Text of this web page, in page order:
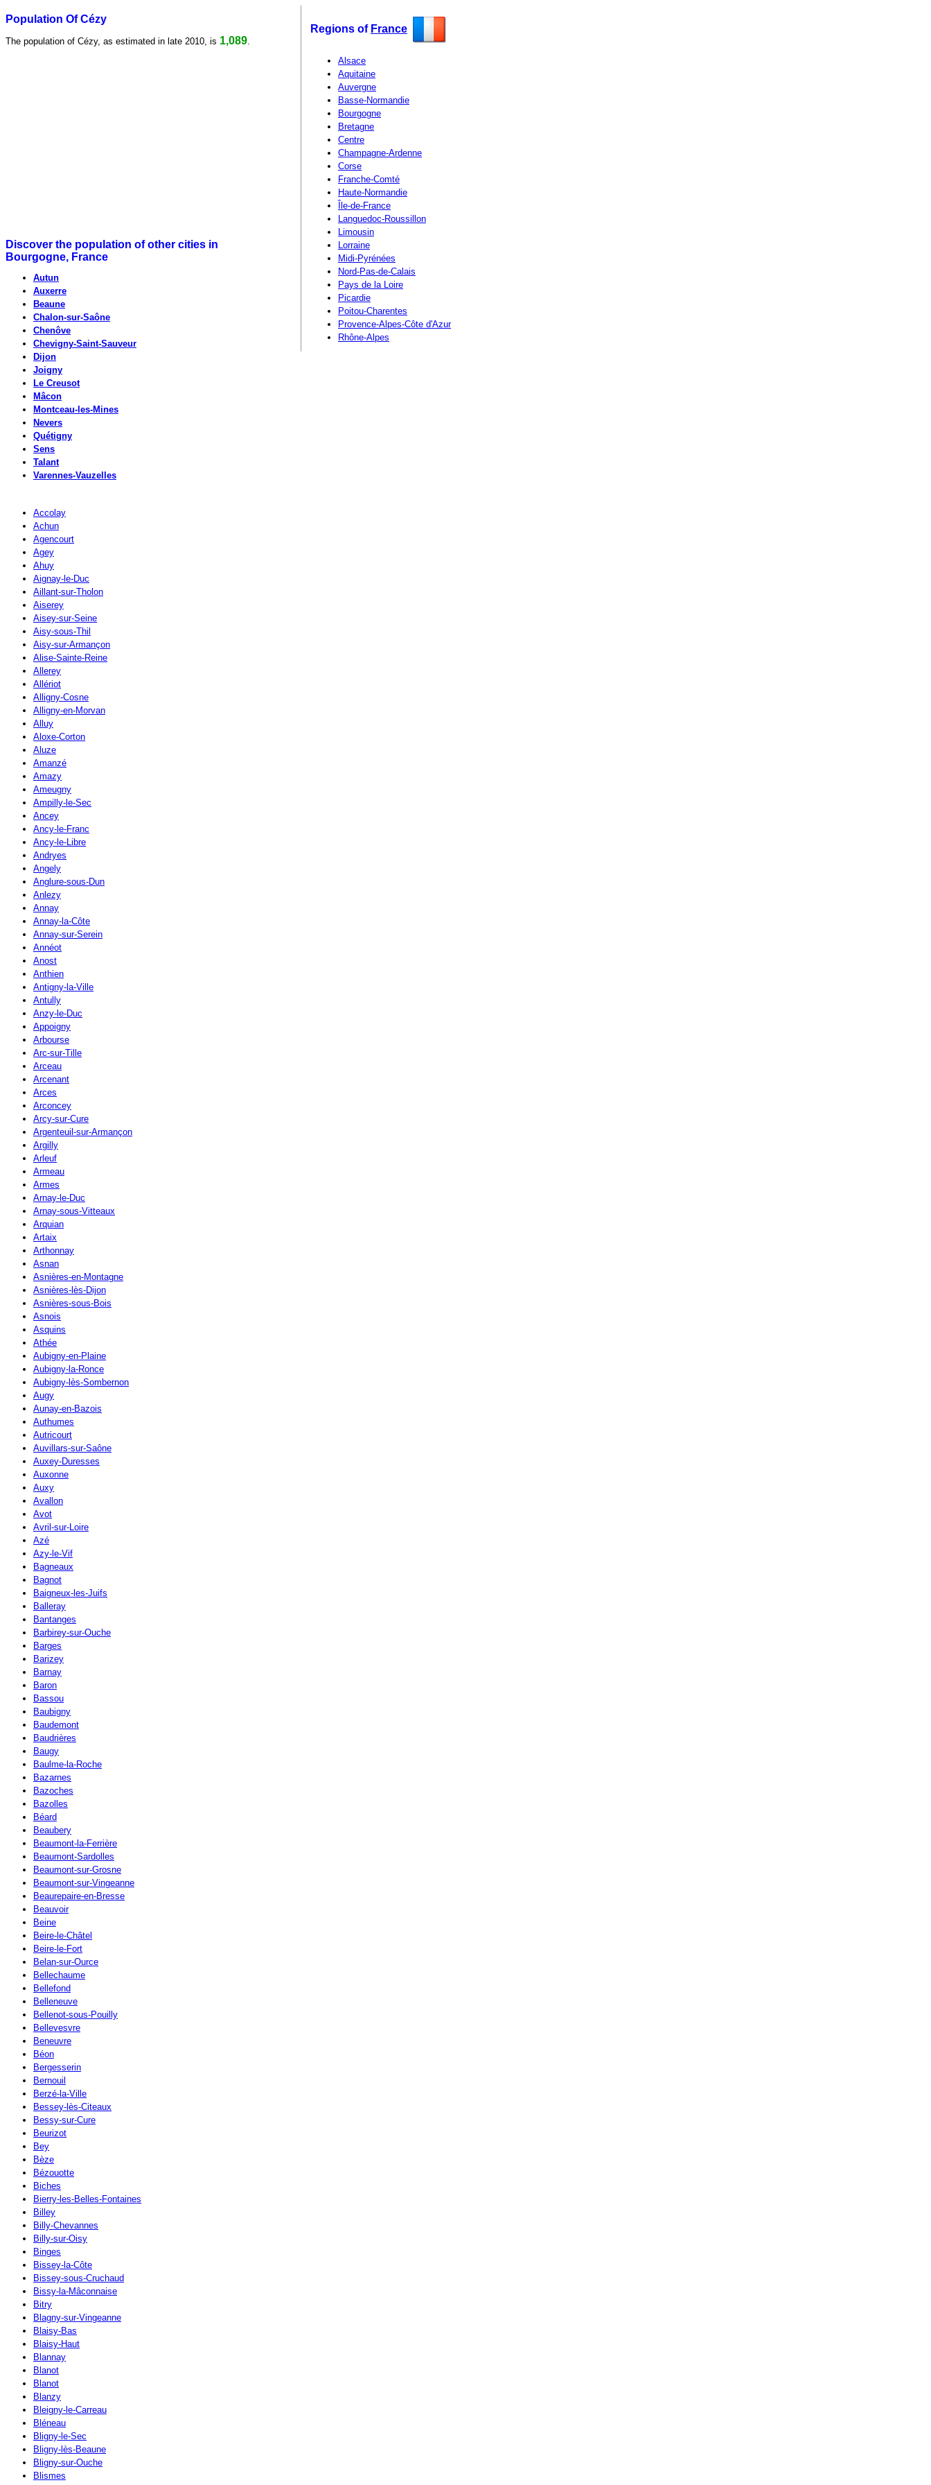
Population Of Cézy
The population of Cézy, as estimated in late 2010, is 1,089
Discover the population of other cities in
Bourgogne, France
Autun
Auxerre
Beaune
Chalon-sur-Saône
Chenôve
Chevigny-Saint-Sauveur
Dijon
Joigny
Le Creusot
Mâcon
Montceau-les-Mines
Nevers
Quétigny
Sens
Talant
Varennes-Vauzelles
Accolay
Achun
Agencourt
Agey
Ahuy
Aignay-le-Duc
Aillant-sur-Tholon
Aiserey
Aisey-sur-Seine
Aisy-sous-Thil
Aisy-sur-Armançon
Alise-Sainte-Reine
Allerey
Allériot
Alligny-Cosne
Alligny-en-Morvan
Alluy
Aloxe-Corton
Aluze
Amanzé
Amazy
Ameugny
Ampilly-le-Sec
Ancey
Ancy-le-Franc
Ancy-le-Libre
Andryes
Angely
Anglure-sous-Dun
Anlezy
Annay
Annay-la-Côte
Annay-sur-Serein
Annéot
Anost
Anthien
Antigny-la-Ville
Antully
Anzy-le-Duc
Appoigny
Arbourse
Arc-sur-Tille
Arceau
Arcenant
Arces
Arconcey
Arcy-sur-Cure
Argenteuil-sur-Armançon
Argilly
Arleuf
Armeau
Armes
Arnay-le-Duc
Arnay-sous-Vitteaux
Arquian
Artaix
Arthonnay
Asnan
Asnières-en-Montagne
Asnières-lès-Dijon
Asnières-sous-Bois
Asnois
Asquins
Athée
Aubigny-en-Plaine
Aubigny-la-Ronce
Aubigny-lès-Sombernon
Augy
Aunay-en-Bazois
Authumes
Autricourt
Auvillars-sur-Saône
Auxey-Duresses
Auxonne
Auxy
Avallon
Avot
Avril-sur-Loire
Azé
Azy-le-Vif
Bagneaux
Bagnot
Baigneux-les-Juifs
Balleray
Bantanges
Barbirey-sur-Ouche
Barges
Barizey
Barnay
Baron
Bassou
Baubigny
Baudemont
Baudrières
Baugy
Baulme-la-Roche
Bazarnes
Bazoches
Bazolles
Béard
Beaubery
Beaumont-la-Ferrière
Beaumont-Sardolles
Beaumont-sur-Grosne
Beaumont-sur-Vingeanne
Beaurepaire-en-Bresse
Beauvoir
Beine
Beire-le-Châtel
Beire-le-Fort
Belan-sur-Ource
Bellechaume
Bellefond
Belleneuve
Bellenot-sous-Pouilly
Bellevesvre
Beneuvre
Béon
Bergesserin
Bernouil
Berzé-la-Ville
Bessey-lès-Citeaux
Bessy-sur-Cure
Beurizot
Bey
Bèze
Bézouotte
Biches
Bierry-les-Belles-Fontaines
Billey
Billy-Chevannes
Billy-sur-Oisy
Binges
Bissey-la-Côte
Bissey-sous-Cruchaud
Bissy-la-Mâconnaise
Bitry
Blagny-sur-Vingeanne
Blaisy-Bas
Blaisy-Haut
Blannay
Blanot
Blanot
Blanzy
Bleigny-le-Carreau
Bléneau
Bligny-le-Sec
Bligny-lès-Beaune
Bligny-sur-Ouche
Blismes
Regions of France
Alsace
Aquitaine
Auvergne
Basse-Normandie
Bourgogne
Bretagne
Centre
Champagne-Ardenne
Corse
Franche-Comté
Haute-Normandie
Île-de-France
Languedoc-Roussillon
Limousin
Lorraine
Midi-Pyrénées
Nord-Pas-de-Calais
Pays de la Loire
Picardie
Poitou-Charentes
Provence-Alpes-Côte d'Azur
Rhône-Alpes